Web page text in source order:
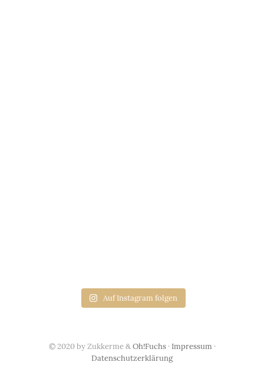
Auf Instagram folgen
© 2020 by Zukkerme &Oh!Fuchs· Impressum ·
Datenschutzerklärung